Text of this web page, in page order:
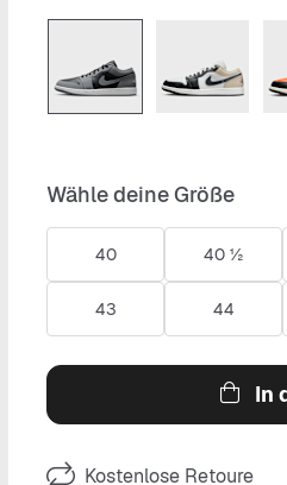
Wähle deine Größe
40 40 ½
43 44
In
Kostenlose Retoure